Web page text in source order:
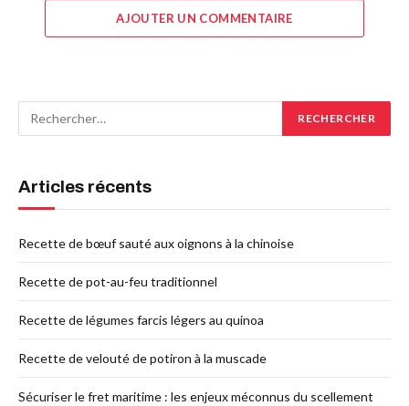
AJOUTER UN COMMENTAIRE
Articles récents
Recette de bœuf sauté aux oignons à la chinoise
Recette de pot-au-feu traditionnel
Recette de légumes farcis légers au quinoa
Recette de velouté de potiron à la muscade
Sécuriser le fret maritime : les enjeux méconnus du scellement